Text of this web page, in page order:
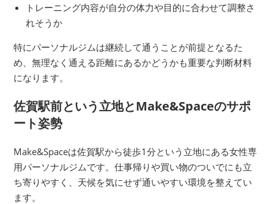
トレーニング内容が自分の体力や目的に合わせて調整さ
れそうか
特にパーソナルジムは継続して通うことが前提となるた
め、無理なく通える距離にあるかどうかも重要な判断材料
になります。
佐賀駅前という立地とMake&Spaceのサポ
ート姿勢
Make&Spaceは佐賀駅から徒歩1分という立地にある女性専
用パーソナルジムです。仕事帰りや買い物のついでにも立
ち寄りやすく、天候を気にせず通いやすい環境を整えてい
ます。